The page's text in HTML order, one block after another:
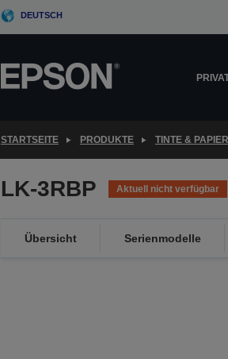
DEUTSCH
STARTSEITE PRODUKTE TINTE & PAPIER
LK-3RBP Aktuell nicht verfügbar
Übersicht Serienmodelle